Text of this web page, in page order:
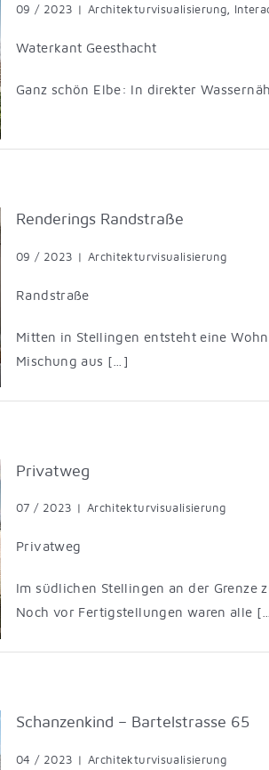
09 / 2023 | Architekturvisualisierung,
Waterkant Geesthacht
Ganz schön Elbe: In direkter
Renderings Randstraße
09 / 2023 | Architekturvisualisierung
Randstraße
Mitten in Stellingen entsteht eine
Mischung aus […]
Privatweg
07 / 2023 | Architekturvisualisierung
Privatweg
Im südlichen Stellingen an der
Noch vor Fertigstellungen waren alle
Schanzenkind – Bartelstrasse 65
04 / 2023 | Architekturvisualisierung